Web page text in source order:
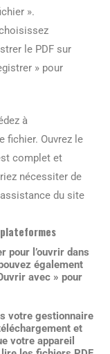
».
le PDF sur
» pour
à
fichier. Ouvrez le
complet et
nécessiter de
du site
pour l’ouvrir dans
également
avec » pour
votre gestionnaire
et
votre appareil